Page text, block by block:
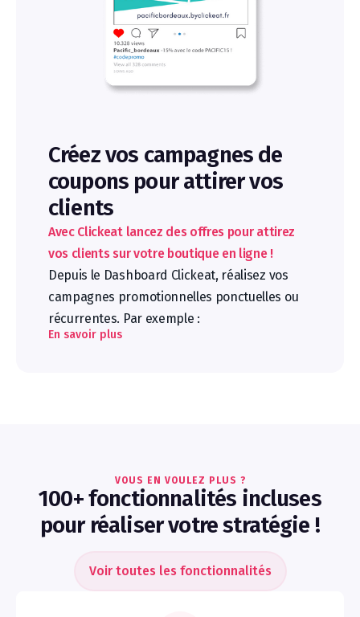
Créez vos campagnes de
coupons pour attirer vos
clients
Avec Clickeat lancez des offres pour attirez
vos clients sur votre boutique en ligne !
Depuis le Dashboard Clickeat, réalisez vos
campagnes promotionnelles ponctuelles ou
récurrentes. Par exemple :
En savoir plus
VOUS EN VOULEZ PLUS ?
100+ fonctionnalités incluses
pour réaliser votre stratégie !
Voir toutes les fonctionnalités